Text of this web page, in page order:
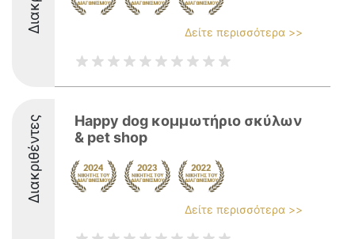
Δείτε περισσότερα >>
Διακριθέντες
Happy dog κομμωτήριο σκύλων
& pet shop
Δείτε περισσότερα >>